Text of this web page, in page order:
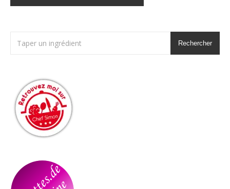
Rechercher